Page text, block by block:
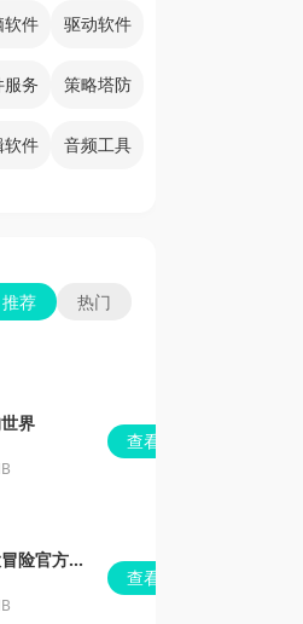
软件 驱动软件
服务 策略塔防
软件 音频工具
推荐 热门
界
查看
险官方正
查看